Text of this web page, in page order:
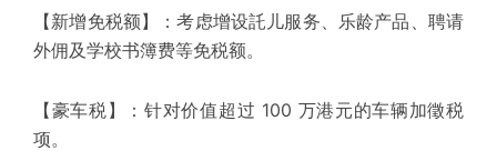
【新增免税额】：考虑增设託儿服务、乐龄产品、聘请
外佣及学校书簿费等免税额。
【豪车税】：针对价值超过 100 万港元的车辆加徵税
项。